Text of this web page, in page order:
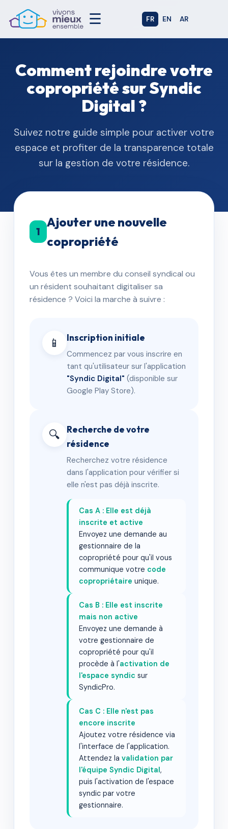
☰ FR EN AR
Comment rejoindre votre
copropriété sur Syndic
Digital ?
Suivez notre guide simple pour activer votre
espace et profiter de la transparence totale
sur la gestion de votre résidence.
1
Ajouter une nouvelle
copropriété
Vous êtes un membre du conseil syndical ou
un résident souhaitant digitaliser sa
résidence ? Voici la marche à suivre :
📱 Inscription initiale
Commencez par vous inscrire en
tant qu'utilisateur sur l'application
"Syndic Digital" (disponible sur
Google Play Store).
🔍
Recherche de votre
résidence
Recherchez votre résidence
dans l'application pour vérifier si
elle n'est pas déjà inscrite.
Cas A : Elle est déjà
inscrite et active
Envoyez une demande au
gestionnaire de la
copropriété pour qu'il vous
communique votre code
copropriétaire unique.
Cas B : Elle est inscrite
mais non active
Envoyez une demande à
votre gestionnaire de
copropriété pour qu'il
procède à l'activation de
l'espace syndic sur
SyndicPro.
Cas C : Elle n'est pas
encore inscrite
Ajoutez votre résidence via
l'interface de l'application.
Attendez la validation par
l'équipe Syndic Digital,
puis l'activation de l'espace
syndic par votre
gestionnaire.